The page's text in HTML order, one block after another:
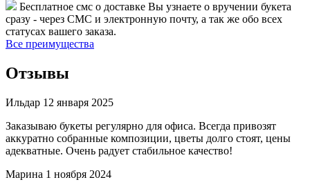
Бесплатное смс о доставке Вы узнаете о вручении букета
сразу - через СМС и электронную почту, а так же обо всех
статусах вашего заказа.
Все преимущества
Отзывы
Ильдар 12 января 2025
Заказываю букеты регулярно для офиса. Всегда привозят
аккуратно собранные композиции, цветы долго стоят, цены
адекватные. Очень радует стабильное качество!
Марина 1 ноября 2024